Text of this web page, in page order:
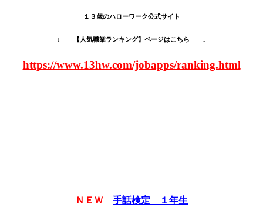
１３歳のハローワーク公式サイト
↓ 【人気職業ランキング】ページはこちら ↓
https://www.13hw.com/jobapps/ranking.html
ＮＥＷ 手話検定 １年生